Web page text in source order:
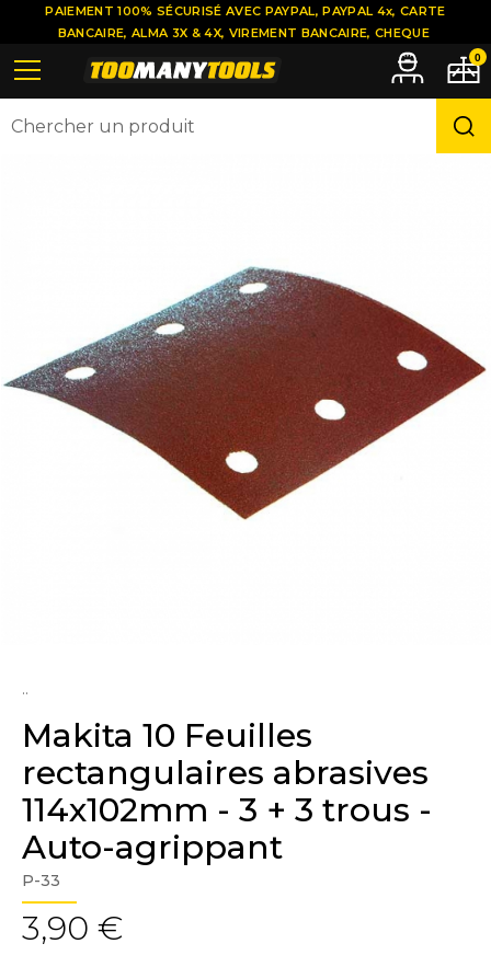
..
Makita 10 Feuilles
rectangulaires abrasives
114x102mm - 3 + 3 trous -
Auto-agrippant
P-33
3,90 €
PAIEMENT 100% SÉCURISÉ AVEC PAYPAL, PAYPAL 4x, CARTE
BANCAIRE, ALMA 3X & 4X, VIREMENT BANCAIRE, CHEQUE
0